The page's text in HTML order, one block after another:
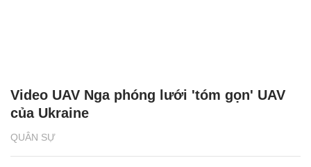
QUÂN SỰ
Video UAV Nga phóng lưới 'tóm gọn' UAV
của Ukraine